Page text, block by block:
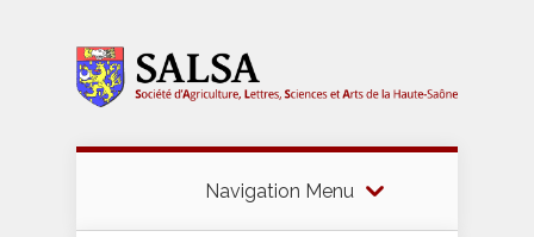
Navigation Menu